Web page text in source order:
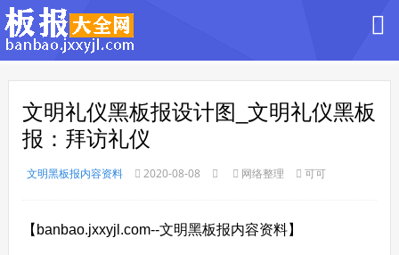
文明礼仪黑板报设计图_文明礼仪黑板
报：拜访礼仪
文明黑板报内容资料 2020-08-08 网络整理 可可
【banbao.jxxyjl.com--文明黑板报内容资料】